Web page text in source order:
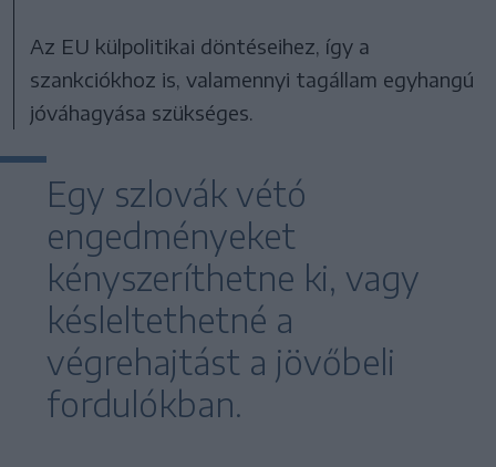
Az EU külpolitikai döntéseihez, így a
szankciókhoz is, valamennyi tagállam egyhangú
jóváhagyása szükséges.
Egy szlovák vétó
engedményeket
kényszeríthetne ki, vagy
késleltethetné a
végrehajtást a jövőbeli
fordulókban.